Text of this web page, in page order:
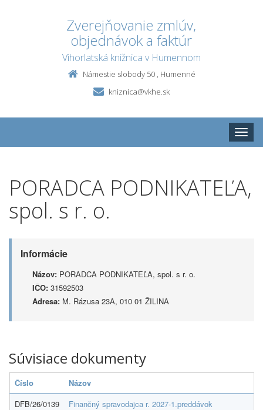
Zverejňovanie zmlúv,
objednávok a faktúr
Vihorlatská knižnica v Humennom
Námestie slobody 50 , Humenné
kniznica@vkhe.sk
Toggle
PORADCA PODNIKATEĽA,
spol. s r. o.
Informácie
Názov: PORADCA PODNIKATEĽA, spol. s r. o.
IČO: 31592503
Adresa: M. Rázusa 23A, 010 01 ŽILINA
Súvisiace dokumenty
Číslo
Názov
DFB/26/0139
Finančný spravodajca r. 2027-1.preddávok